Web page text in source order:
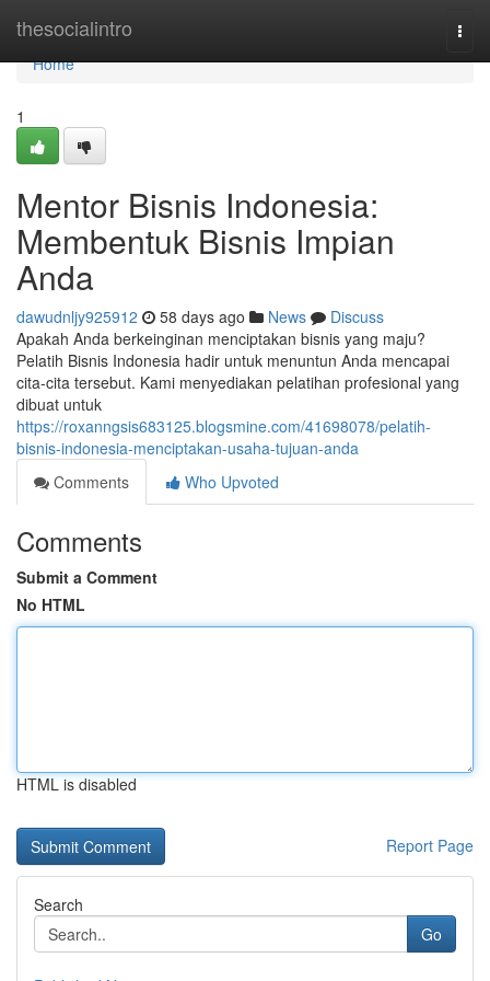
thesocialintro
Home
Home
1
Mentor Bisnis Indonesia:
Membentuk Bisnis Impian
Anda
dawudnljy925912 58 days ago News
Discuss
Apakah Anda berkeinginan menciptakan bisnis yang maju?
Pelatih Bisnis Indonesia hadir untuk menuntun Anda mencapai
cita-cita tersebut. Kami menyediakan pelatihan profesional yang
dibuat untuk
https://roxanngsis683125.blogsmine.com/41698078/pelatih-
bisnis-indonesia-menciptakan-usaha-tujuan-anda
Comments
Who Upvoted
Comments
Submit a Comment
No HTML
HTML is disabled
Report Page
Search
Go